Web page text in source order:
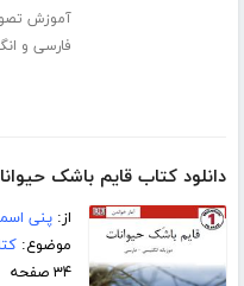
آموزش
فارسی و
دانلود کتاب قایم باشک
از:پنی
موضوع:
۳۴ صفحه